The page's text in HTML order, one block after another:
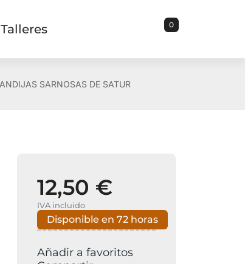
Talleres 0
SARNOSAS DE SATUR
12,50 €
IVA incluido
Disponible en 72 horas
Añadir a favoritos